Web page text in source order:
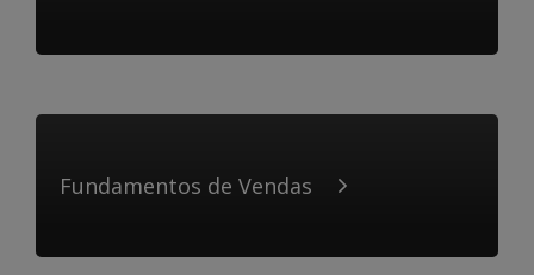
Fundamentos de Vendas